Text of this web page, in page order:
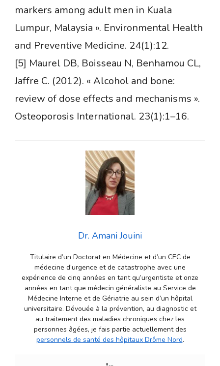
markers among adult men in Kuala
Lumpur, Malaysia ». Environmental Health
and Preventive Medicine. 24(1):12.
[5] Maurel DB, Boisseau N, Benhamou CL,
Jaffre C. (2012). « Alcohol and bone:
review of dose effects and mechanisms ».
Osteoporosis International. 23(1):1–16.
Dr. Amani Jouini
Titulaire d’un Doctorat en Médecine et d’un CEC de
médecine d’urgence et de catastrophe avec une
expérience de cinq années en tant qu’urgentiste et onze
années en tant que médecin généraliste au Service de
Médecine Interne et de Gériatrie au sein d’un hôpital
universitaire. Dévouée à la prévention, au diagnostic et
au traitement des maladies chroniques chez les
personnes âgées, je fais partie actuellement des
personnels de santé des hôpitaux Drôme Nord.